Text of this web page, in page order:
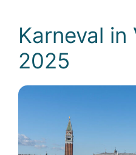
Karneval in
2025